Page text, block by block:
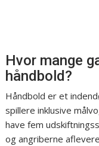
Hvor mange
håndbold?
Håndbold er et
spillere inklusive
have fem
og angriberne